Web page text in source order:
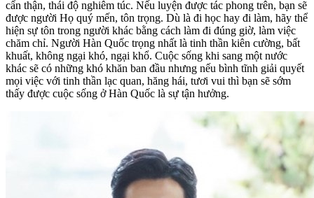
cẩn thận, thái độ nghiêm túc. Nếu luyện được tác phong trên, bạn sẽ
được người Họ quý mến, tôn trọng. Dù là đi học hay đi làm, hãy thể
hiện sự tôn trong người khác bằng cách làm đi đúng giờ, làm việc
chăm chỉ. Người Hàn Quốc trọng nhất là tinh thần kiên cường, bất
khuất, không ngại khó, ngại khổ. Cuộc sống khi sang một nước
khác sẽ có những khó khăn ban đầu nhưng nếu bình tĩnh giải quyết
mọi việc với tinh thần lạc quan, hăng hái, tươi vui thì bạn sẽ sớm
thấy được cuộc sống ở Hàn Quốc là sự tận hưởng.